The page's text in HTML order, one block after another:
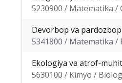
5230900 / Matematika /
Devorbop va
5341800 / Matematika /
Ekologiya va atrof-
5630100 / Kimyo /